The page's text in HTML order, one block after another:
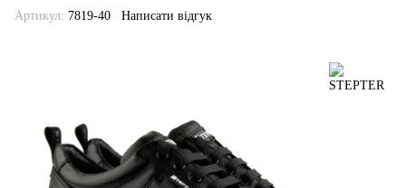
Артикул: 7819-40 Написати відгук